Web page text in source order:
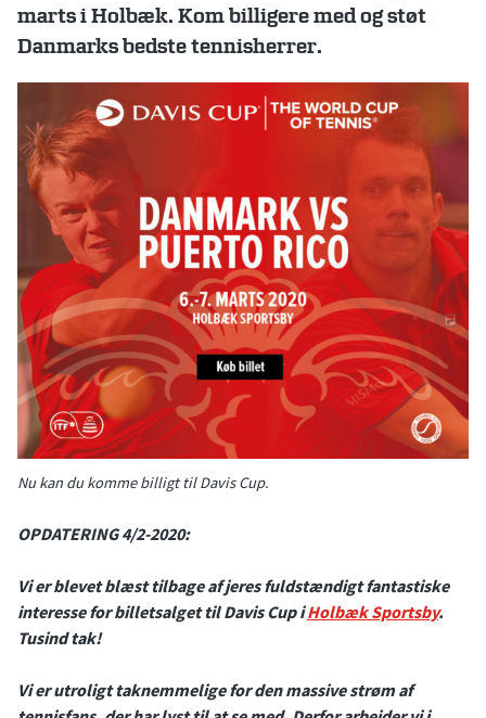
marts i Holbæk. Kom billigere med og støt
Danmarks bedste tennisherrer.
Nu kan du komme billigt til Davis Cup.
OPDATERING 4/2-2020:
Vi er blevet blæst tilbage af jeres fuldstændigt fantastiske
interesse for billetsalget til Davis Cup iHolbæk Sportsby.
Tusind tak!
Vi er utroligt taknemmelige for den massive strøm af